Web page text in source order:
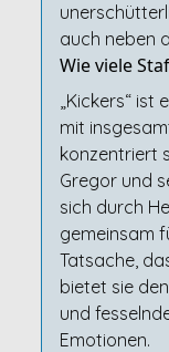
auch neben
Wie viele
„Kickers“ ist
mit
konzentriert
Gregor und
sich durch
gemeinsam
Tatsache,
bietet sie
und
Emotionen.